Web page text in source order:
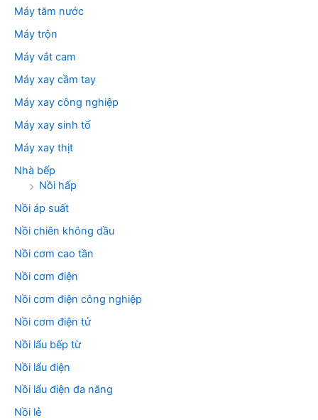
Máy tăm nước
Máy trộn
Máy vắt cam
Máy xay cầm tay
Máy xay công nghiệp
Máy xay sinh tố
Máy xay thịt
Nhà bếp
Nồi hấp
Nồi áp suất
Nồi chiên không dầu
Nồi cơm cao tần
Nồi cơm điện
Nồi cơm điện công nghiệp
Nồi cơm điện tử
Nồi lẩu bếp từ
Nồi lẩu điện
Nồi lẩu điện đa năng
Nồi lẻ